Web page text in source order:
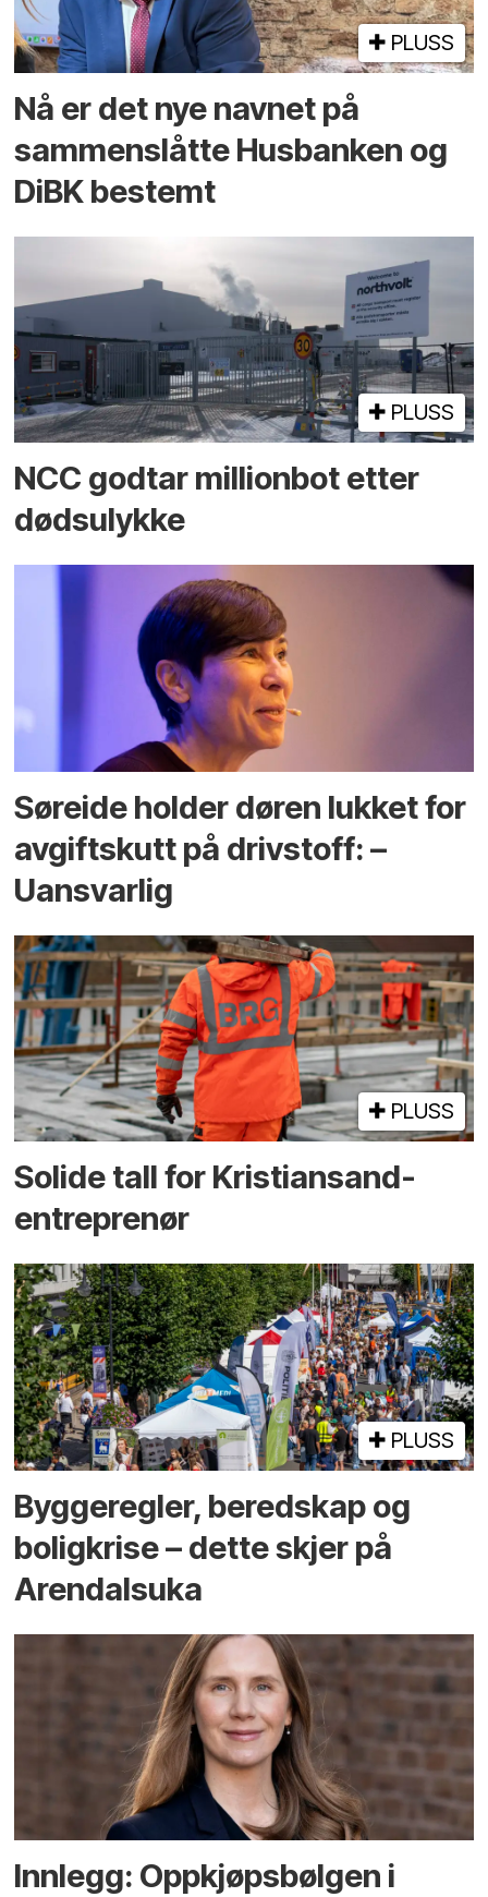
PLUSS
Nå er det nye navnet på
sammenslåtte Husbanken og
DiBK bestemt
PLUSS
NCC godtar millionbot etter
dødsulykke
Søreide holder døren lukket for
avgiftskutt på drivstoff: –
Uansvarlig
PLUSS
Solide tall for Kristiansand-
entreprenør
PLUSS
Bygge­regler, beredskap og
bolig­krise – dette skjer på
Arendals­uka
Innlegg: Oppkjøps­bølgen i